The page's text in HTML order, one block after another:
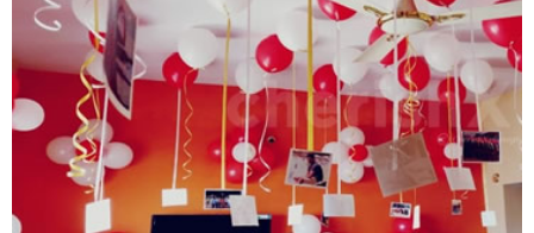
Zašto trpimo loše veze i okolnosti koje
nam štete?
Zašto se seksualni život gasi kako
prolaze godine braka?